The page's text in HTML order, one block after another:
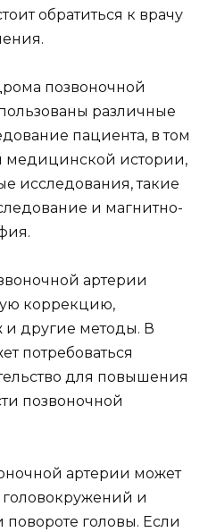
обратиться к врачу
позвоночной
различные
пациента, в том
медицинской истории,
исследования, такие
и магнитно-
артерии
коррекцию,
другие методы. В
потребоваться
для повышения
позвоночной
артерии может
и
головы. Если